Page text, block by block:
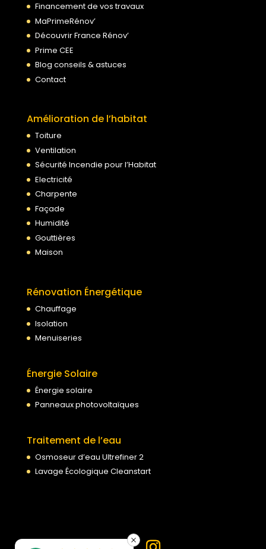
Financement de vos travaux
MaPrimeRénov’
Découvrir France Rénov’
Prime CEE
Blog conseils & astuces
Contact
Amélioration de l’habitat
Toiture
Ventilation
Sécurité Incendie pour l’Habitat
Electricité
Charpente
Façade
Humidité
Gouttières
Maison
Rénovation Énergétique
Chauffage
Isolation
Menuiseries
Énergie Solaire
Énergie solaire
Panneaux photovoltaïques
Traitement de l’eau
Osmoseur d’eau Ultrefiner 2
Lavage Écologique Cleanstart